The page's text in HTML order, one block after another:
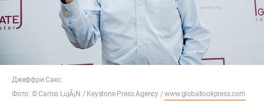
Джеффри Сакс
Фото: © Carlos LujÃ¡N / Keystone Press Agency /www.globallookpress.com